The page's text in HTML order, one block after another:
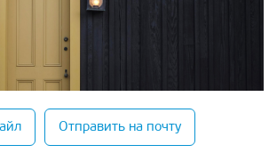
Отправить на почту